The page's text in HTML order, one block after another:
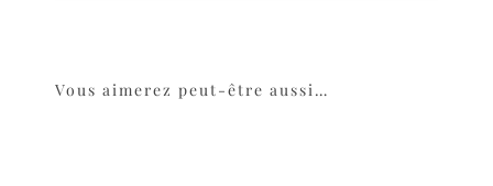
Vous aimerez peut-être aussi…